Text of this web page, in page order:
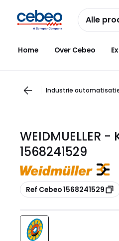
naar
navigatie
naar
inhoud
Alle
Home Over Cebeo
Industrie
WEIDMUELLER
1568241529
Kopiëren
Ref Cebeo 1568241529